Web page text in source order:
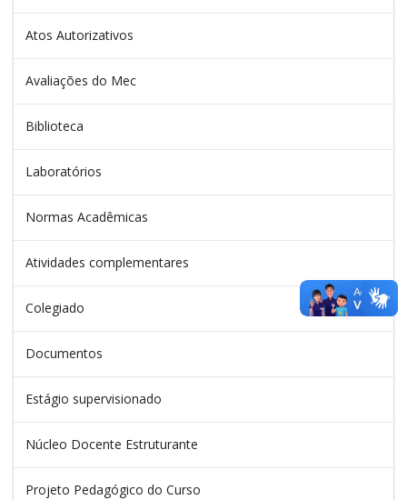
Atos Autorizativos
Avaliações do Mec
Biblioteca
Laboratórios
Normas Acadêmicas
Atividades complementares
Colegiado
Documentos
Estágio supervisionado
Núcleo Docente Estruturante
Projeto Pedagógico do Curso